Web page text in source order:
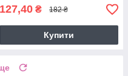
127,40 ₴ 182 ₴
Купити